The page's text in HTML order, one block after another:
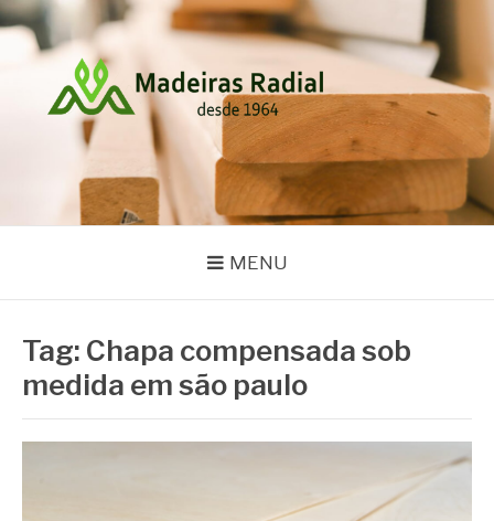
Pular
para
conteúdo
MADEIRAS RADIAL
MENU
Tag: Chapa compensada sob
medida em são paulo